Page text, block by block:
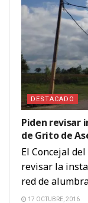
DESTACADO
Piden revisar
de Grito de
El Concejal
revisar la
red de
17 OCTUBRE, 2016